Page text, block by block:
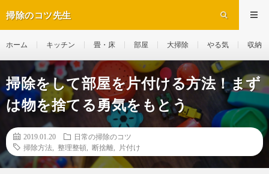
掃除のコツ先生
ホーム キッチン 畳・床 部屋 大掃除 やる気 収納
掃除をして部屋を片付ける方法！まず
は物を捨てる勇気をもとう
2019.01.20
日常の掃除のコツ
掃除方法
整理整頓 断捨離 片付け